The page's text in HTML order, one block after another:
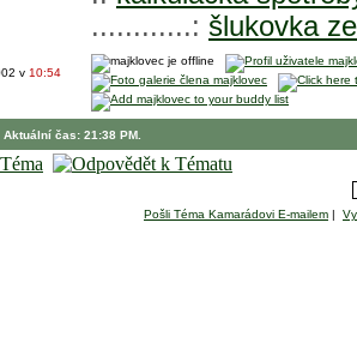
............: šlukovka
v 10:54
čas: 21:38 PM.
Pošli Téma Kamarádovi E-mailem |